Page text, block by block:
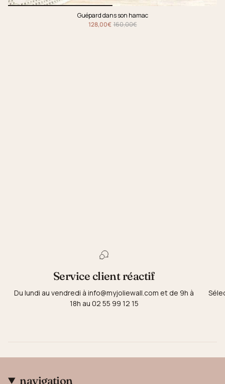
Guépard dans son hamac
128,00€ 160,00€
Service client réactif
Du lundi au vendredi à info@myjoliewall.com et de 9h à
18h au 02 55 99 12 15
navigation